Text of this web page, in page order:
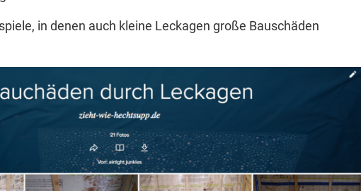
in denen auch kleine Leckagen große Bauschäden